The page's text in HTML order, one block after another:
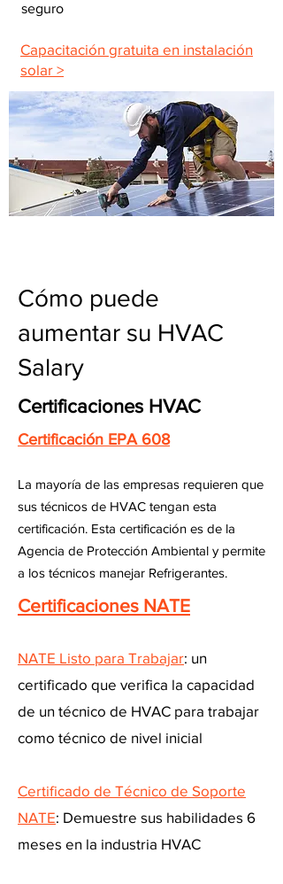
seguro
Capacitación gratuita en instalación
solar >
Cómo puede
aumentar su HVAC
Salary
Certificaciones HVAC
Certificación EPA 608
La mayoría de las empresas requieren que
sus técnicos de HVAC tengan esta
certificación. Esta certificación es de la
Agencia de Protección Ambiental y permite
a los técnicos manejar Refrigerantes.
Certificaciones NATE
NATE Listo para Trabajar: un
certificado que verifica la capacidad
de un técnico de HVAC para trabajar
como técnico de nivel inicial
Certificado de Técnico de Soporte
NATE: Demuestre sus habilidades 6
meses en la industria HVAC